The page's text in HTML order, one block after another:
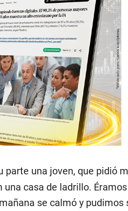
parte una joven, que pidió
casa de ladrillo. Éramos
se calmó y pudimos